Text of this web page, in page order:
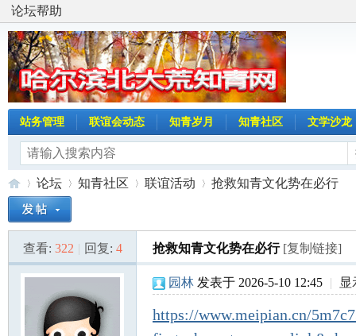
论坛帮助
站务管理 联谊会动态 知青岁月 知青社区 文学沙龙
»
论坛
›
知青社区 联谊活动
›
抢救知青文化势在必行
查看: 322 | 回复: 4 抢救知青文化势在必行 [复制链接]
园林 发表于 2026-5-10 12:45 | 显
https://www.meipian.cn/